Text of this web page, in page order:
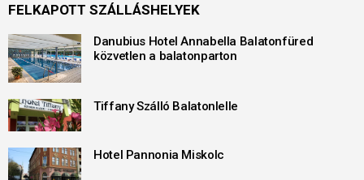
FELKAPOTT SZÁLLÁSHELYEK
Danubius Hotel Annabella Balatonfüred
közvetlen a balatonparton
Tiffany Szálló Balatonlelle
Hotel Pannonia Miskolc